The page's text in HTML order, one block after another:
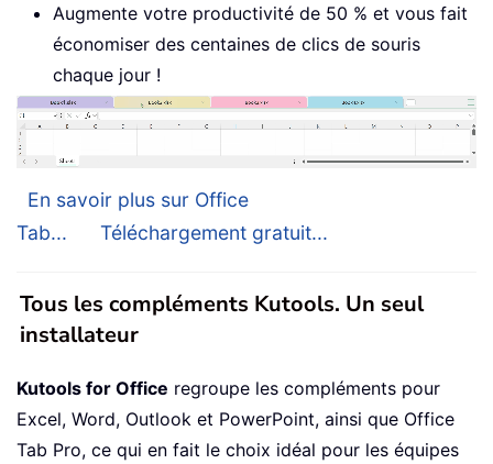
Augmente votre productivité de 50 % et vous fait
économiser des centaines de clics de souris
chaque jour !
En savoir plus sur Office
Tab...
Téléchargement gratuit...
Tous les compléments Kutools. Un seul
installateur
Kutools for Office regroupe les compléments pour
Excel, Word, Outlook et PowerPoint, ainsi que Office
Tab Pro, ce qui en fait le choix idéal pour les équipes